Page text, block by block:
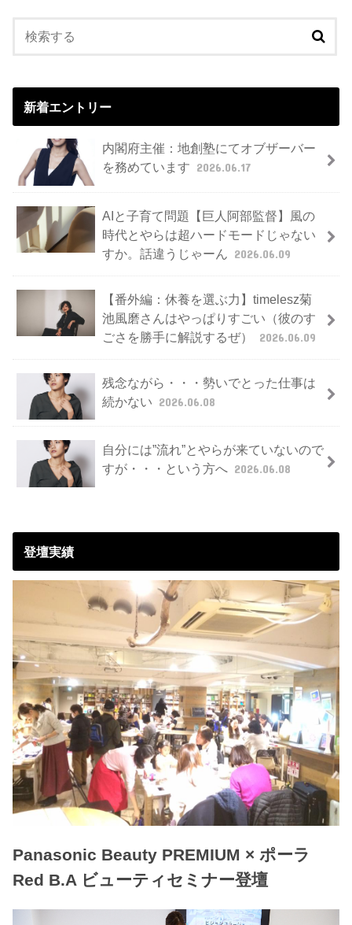
新着エントリー
内閣府主催：地創塾にてオブザーバー
を務めています 2026.06.17
AIと子育て問題【巨人阿部監督】風の
時代とやらは超ハードモードじゃない
すか。話違うじゃーん 2026.06.09
【番外編：休養を選ぶ力】timelesz菊
池風磨さんはやっぱりすごい（彼のす
ごさを勝手に解説するぜ）
2026.06.09
残念ながら・・・勢いでとった仕事は
続かない 2026.06.08
自分には”流れ”とやらが来ていないので
すが・・・という方へ 2026.06.08
登壇実績
Panasonic Beauty PREMIUM × ポーラ
Red B.A ビューティセミナー登壇